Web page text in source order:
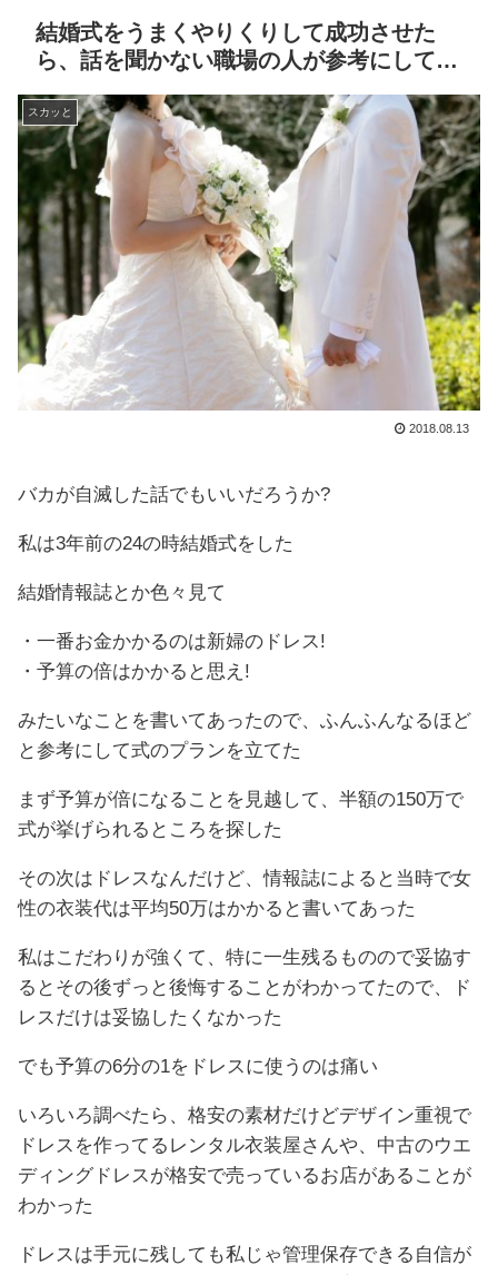
結婚式をうまくやりくりして成功させた
ら、話を聞かない職場の人が参考にして…
スカッと
2018.08.13
バカが自滅した話でもいいだろうか?
私は3年前の24の時結婚式をした
結婚情報誌とか色々見て
・一番お金かかるのは新婦のドレス!
・予算の倍はかかると思え!
みたいなことを書いてあったので、ふんふんなるほど
と参考にして式のプランを立てた
まず予算が倍になることを見越して、半額の150万で
式が挙げられるところを探した
その次はドレスなんだけど、情報誌によると当時で女
性の衣装代は平均50万はかかると書いてあった
私はこだわりが強くて、特に一生残るものので妥協す
るとその後ずっと後悔することがわかってたので、ド
レスだけは妥協したくなかった
でも予算の6分の1をドレスに使うのは痛い
いろいろ調べたら、格安の素材だけどデザイン重視で
ドレスを作ってるレンタル衣装屋さんや、中古のウエ
ディングドレスが格安で売っているお店があることが
わかった
ドレスは手元に残しても私じゃ管理保存できる自信が